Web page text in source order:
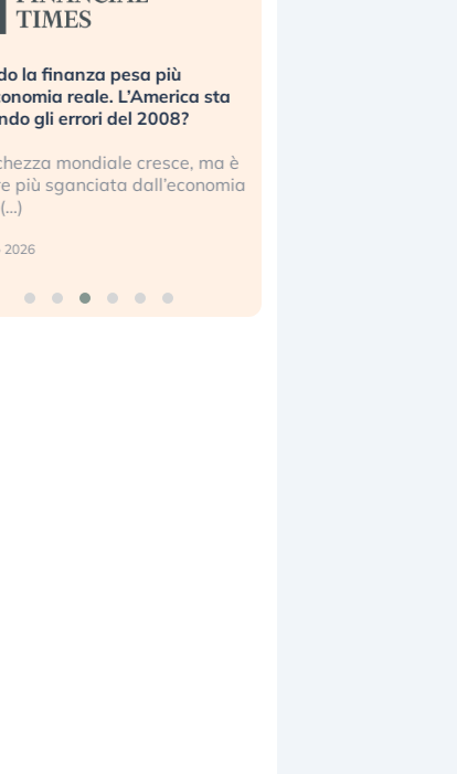
la finanza pesa più
reale. L’America sta
gli errori del 2008?
mondiale cresce, ma è
più sganciata dall’economia
2026